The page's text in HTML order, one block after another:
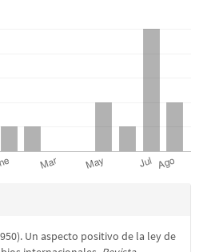
Un aspecto positivo de la ley de